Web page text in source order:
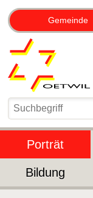
Gemeinde
Porträt
Bildung